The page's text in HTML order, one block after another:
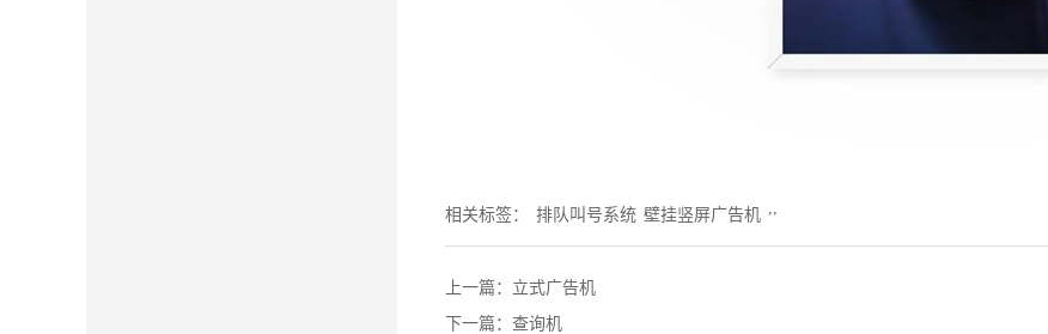
相关标签： 排队叫号系统 ,
壁挂竖屏广告机 ,
上一篇： 立式广告机
下一篇： 查询机